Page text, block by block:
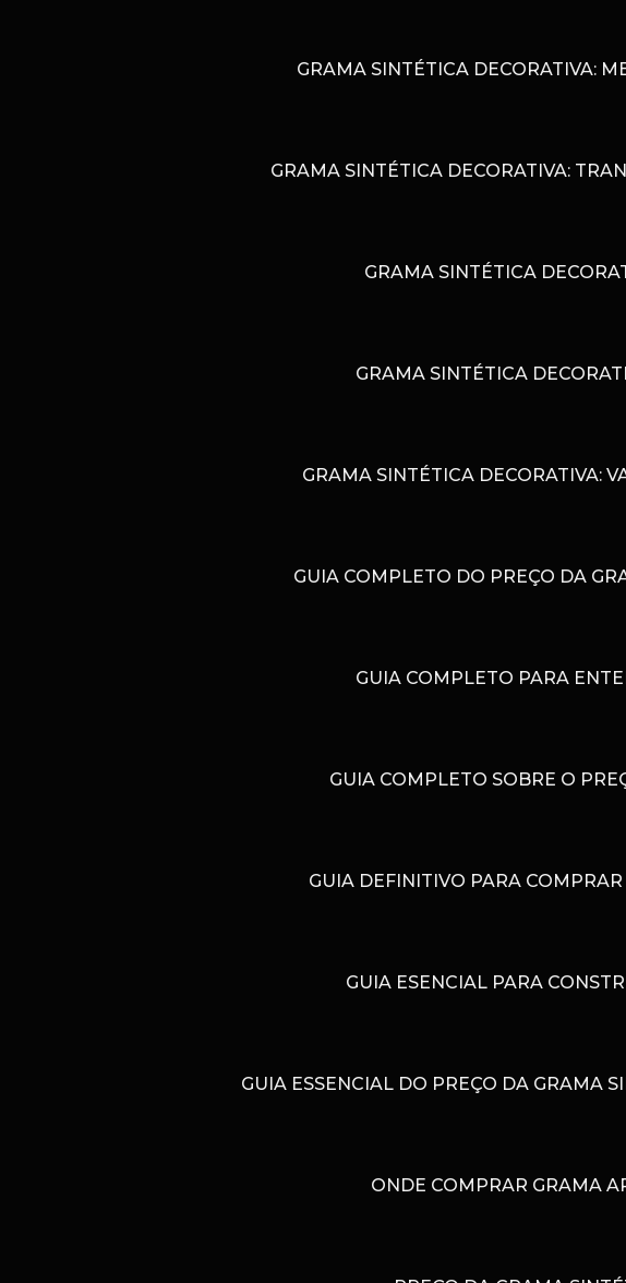
GRAMA SINTÉTICA DECORATIVA:
GRAMA SINTÉTICA DECORATIVA:
GRAMA SINTÉTICA
GRAMA SINTÉTICA
GRAMA SINTÉTICA DECORATIVA:
GUIA COMPLETO DO PREÇO DA
GUIA COMPLETO PARA
GUIA COMPLETO SOBRE O
GUIA DEFINITIVO PARA
GUIA ESENCIAL PARA
GUIA ESSENCIAL DO PREÇO DA GRAMA
ONDE COMPRAR GRAMA